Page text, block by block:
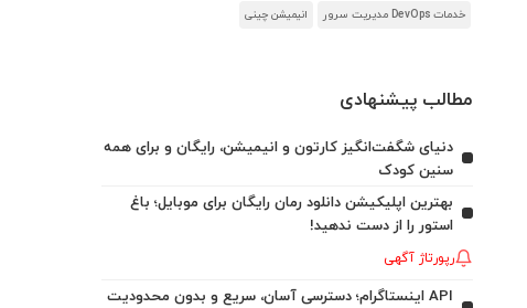
خدمات DevOps مدیریت سرور انیمیشن چینی
مطالب پیشنهادی
دنیای شگفت‌انگیز کارتون و انیمیشن، رایگان و برای همه
سنین کودک
بهترین اپلیکیشن دانلود رمان رایگان برای موبایل؛ باغ
استور را از دست ندهید!
رپورتاژ آگهی
API اینستاگرام؛ دسترسی آسان، سریع و بدون محدودیت